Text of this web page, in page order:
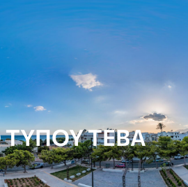
ΤΥΠΟΥ ΤΕΒΑ